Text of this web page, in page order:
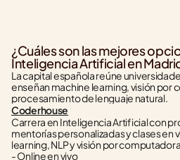
¿Cuáles son las mejores
Inteligencia Artificial en
La capital española reúne
enseñan machine learning, visión por
procesamiento de lenguaje natural.
Coderhouse
Carrera en Inteligencia Artificial con
mentorías personalizadas y clases en
learning, NLP y visión por
- Online en vivo